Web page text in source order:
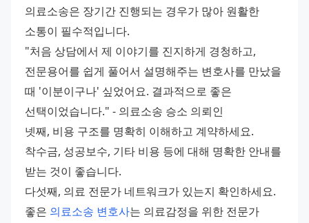
의료소송은 장기간 진행되는 경우가 많아 원활한
소통이 필수적입니다.
"처음 상담에서 제 이야기를 진지하게 경청하고,
전문용어를 쉽게 풀어서 설명해주는 변호사를 만났을
때 '이분이구나' 싶었어요. 결과적으로 좋은
선택이었습니다." - 의료소송 승소 의뢰인
넷째, 비용 구조를 명확히 이해하고 계약하세요.
착수금, 성공보수, 기타 비용 등에 대해 명확한 안내를
받는 것이 좋습니다.
다섯째, 의료 전문가 네트워크가 있는지 확인하세요.
좋은 의료소송 변호사는 의료감정을 위한 전문가